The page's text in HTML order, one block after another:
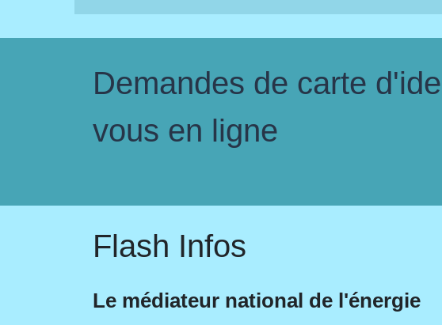
Demandes de carte
vous en ligne
Flash Infos
Le médiateur national de l'énergie